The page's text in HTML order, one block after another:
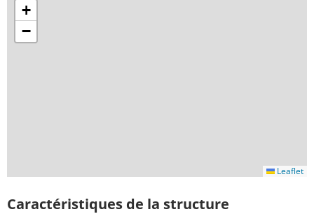
+
−
Leaflet
Caractéristiques de la structure